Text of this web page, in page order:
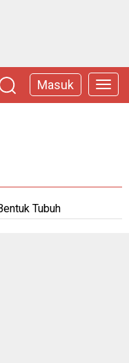
Masuk
Tubuh